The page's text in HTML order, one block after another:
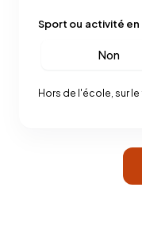
Sport ou activité en
Non
Hors de l'école, sur